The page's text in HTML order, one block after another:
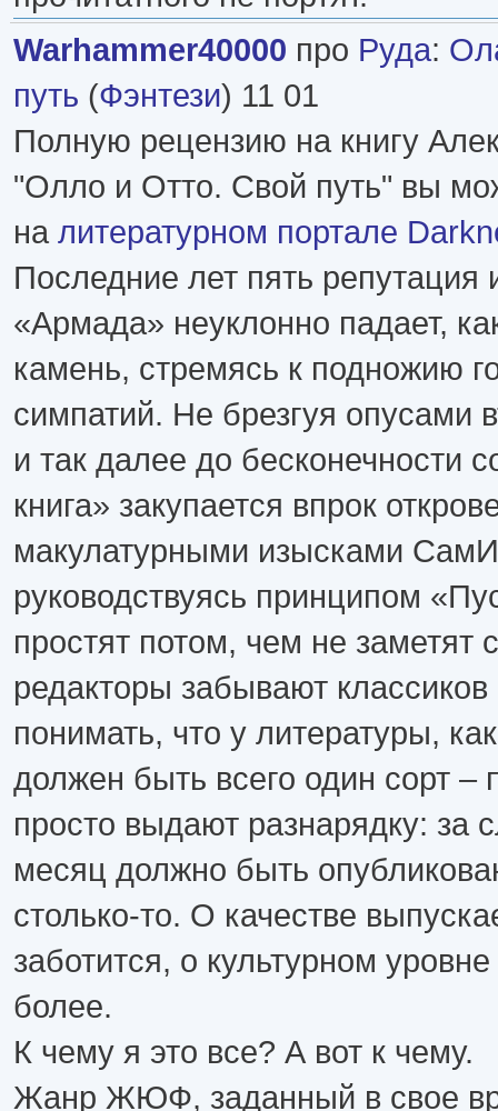
Warhammer40000 про Руда:
путь (Фэнтези) 11 01
Полную рецензию на книгу
"Олло и Отто. Свой путь" вы
на литературном портале
Последние лет пять репутация
«Армада» неуклонно падает,
камень, стремясь к подножию
симпатий. Не брезгуя опусами
и так далее до бесконечности
книга» закупается впрок
макулатурными изысками
руководствуясь принципом
простят потом, чем не заметят
редакторы забывают классиков
понимать, что у литературы,
должен быть всего один сорт
просто выдают разнарядку: за
месяц должно быть
столько-то. О качестве
заботится, о культурном
более.
К чему я это все? А вот к чему.
Жанр ЖЮФ, заданный в свое